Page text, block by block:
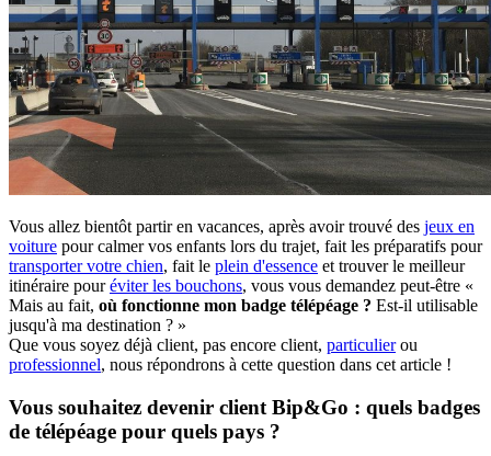
Vous allez bientôt partir en vacances, après avoir trouvé des jeux en
voiture pour calmer vos enfants lors du trajet, fait les préparatifs pour
transporter votre chien, fait le plein d'essence et trouver le meilleur
itinéraire pouréviter les bouchons, vous vous demandez peut-être «
Mais au fait, où fonctionne mon badge télépéage ? Est-il utilisable
jusqu'à ma destination ? »
Que vous soyez déjà client, pas encore client, particulierou
professionnel, nous répondrons à cette question dans cet article !
Vous souhaitez devenir client Bip&Go : quels badges
de télépéage pour quels pays ?